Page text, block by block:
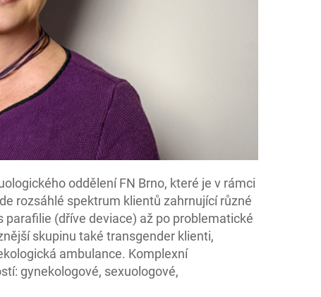
oddělení FN Brno, které je v rámci
rozsáhlé spektrum klientů zahrnující různé
(dříve deviace) až po problematické
skupinu také transgender klienti,
ambulance. Komplexní
gynekologové, sexuologové,